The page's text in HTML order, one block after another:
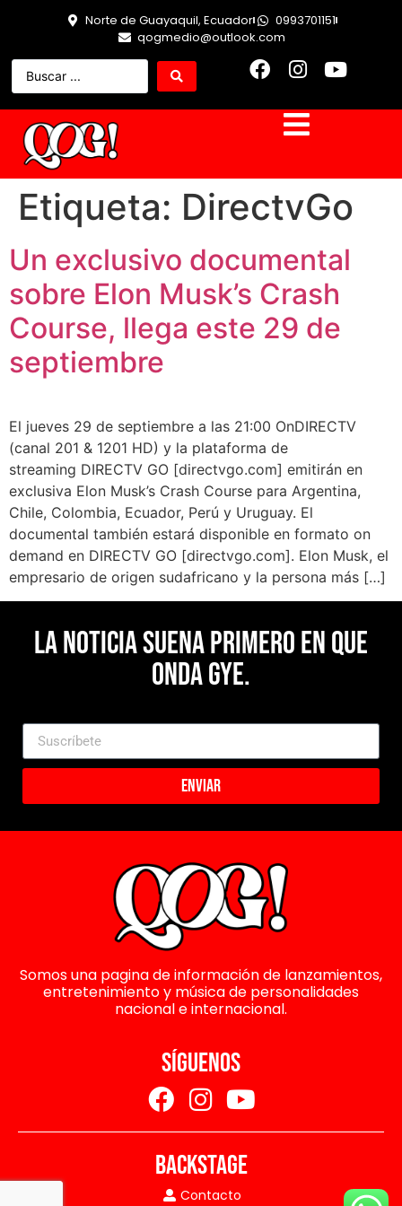
Norte de Guayaquil, Ecuador
0993701151
qogmedio@outlook.com
Etiqueta: DirectvGo
Un exclusivo documental
sobre Elon Musk’s Crash
Course, llega este 29 de
septiembre
El jueves 29 de septiembre a las 21:00 OnDIRECTV
(canal 201 & 1201 HD) y la plataforma de
streaming DIRECTV GO [directvgo.com] emitirán en
exclusiva Elon Musk’s Crash Course para Argentina,
Chile, Colombia, Ecuador, Perú y Uruguay. El
documental también estará disponible en formato on
demand en DIRECTV GO [directvgo.com]. Elon Musk, el
empresario de origen sudafricano y la persona más […]
La noticia suena primero en Que
Onda Gye.
Enviar
Somos una pagina de información de lanzamientos,
entretenimiento y música de personalidades
nacional e internacional.
SÍGUENOS
BACKSTAGE
Contacto